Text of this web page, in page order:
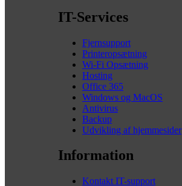
IT-Services
Fjernsupport
Printeropsætning
Wi-Fi Opsætning
Hosting
Office 365
Windows og MacOS
Antivirus
Backup
Udvikling af hjemmesider
Information
Kontakt IT-support